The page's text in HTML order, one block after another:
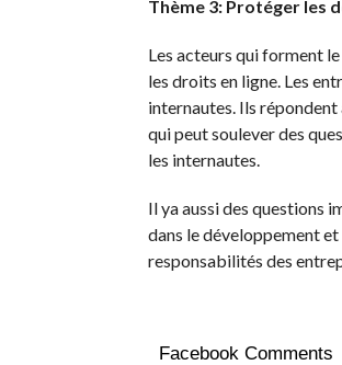
Thème 3: Protéger les
Les acteurs qui forment
les droits en ligne. Les
internautes. Ils répondent
qui peut soulever des
les internautes.
Il ya aussi des questions
dans le développement
responsabilités des
Facebook Comments